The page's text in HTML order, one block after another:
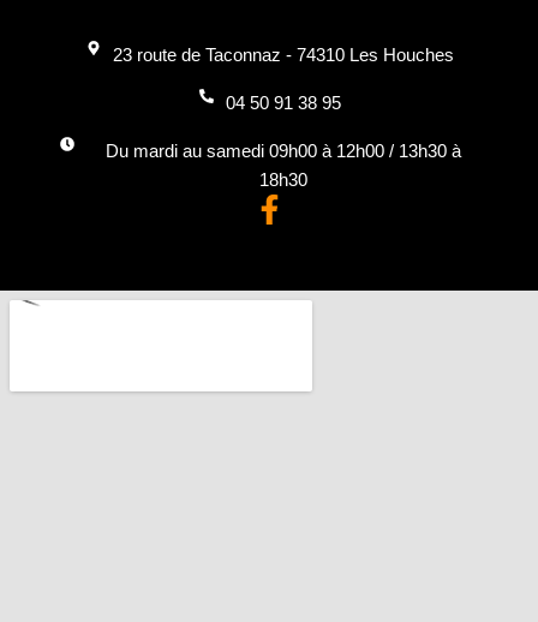
23 route de Taconnaz - 74310 Les Houches
04 50 91 38 95
Du mardi au samedi 09h00 à 12h00 / 13h30 à
18h30